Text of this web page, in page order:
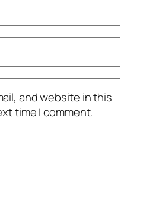
and website in this
time I comment.